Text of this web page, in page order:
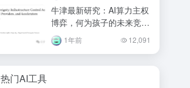
牛津最新研究：AI算力主权
博弈，何为孩子的未来竞争
力？1年前 12,091
热门AI工具